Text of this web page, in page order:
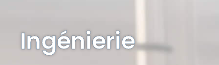
Ingénierie